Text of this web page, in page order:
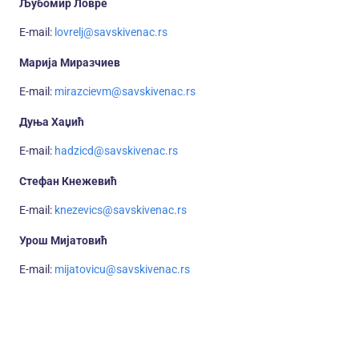
Љубомир Ловре
E-mail: lovrelj@savskivenac.rs
Марија Миразчиев
E-mail: mirazcievm@savskivenac.rs
Дуња Хаџић
E-mail: hadzicd@savskivenac.rs
Стефан Кнежевић
E-mail: knezevics@savskivenac.rs
Урош Мијатовић
E-mail: mijatovicu@savskivenac.rs